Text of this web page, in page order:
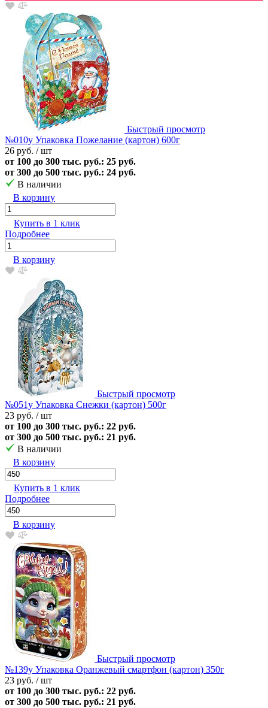
Быстрый просмотр
№010у Упаковка Пожелание (картон) 600г
26 руб. / шт
от 100 до 300 тыс. руб.: 25 руб.
от 300 до 500 тыс. руб.: 24 руб.
В наличии
В корзину
Купить в 1 клик
Подробнее
В корзину
Быстрый просмотр
№051у Упаковка Снежки (картон) 500г
23 руб. / шт
от 100 до 300 тыс. руб.: 22 руб.
от 300 до 500 тыс. руб.: 21 руб.
В наличии
В корзину
Купить в 1 клик
Подробнее
В корзину
Быстрый просмотр
№139у Упаковка Оранжевый смартфон (картон) 350г
23 руб. / шт
от 100 до 300 тыс. руб.: 22 руб.
от 300 до 500 тыс. руб.: 21 руб.